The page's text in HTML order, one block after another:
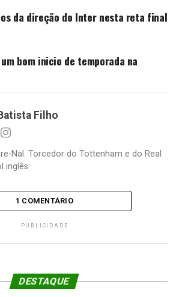
da direção do Inter nesta reta final
bom inicio de temporada na
Filho
Nal. Torcedor do Tottenham e do Real
inglês.
1 COMENTÁRIO
PUBLICIDADE
DESTAQUE